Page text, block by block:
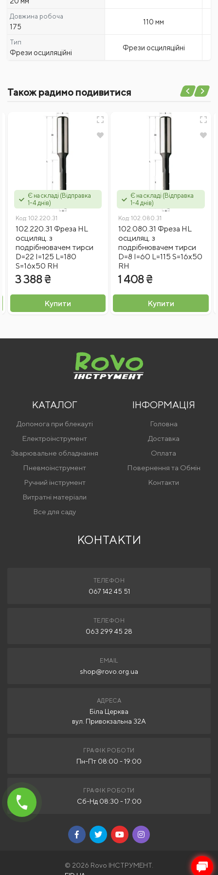
Довжина робоча
175
110 мм
Тип
Фрези осциляційні
Фрези осциляційні
Також радимо подивитися
Є на складі (Відправка
1-4 днів)
Код: 102.220.31
102.220.31 Фреза HL
осциляц. з
подрібнювачем тирси
D=22 I=125 L=180
S=16x50 RH
3 388 ₴
Купити
Є на складі (Відправка
1-4 днів)
Код: 102.080.31
102.080.31 Фреза HL
осциляц. з
подрібнювачем тирси
D=8 I=60 L=115 S=16x50
RH
1 408 ₴
Купити
КАТАЛОГ
Допомога при блекауті
Електроінструмент
Зварювальне обладнання
Пневмоінструмент
Ручний інструмент
Витратні матеріали
Все для саду
ІНФОРМАЦІЯ
Головна
Доставка
Оплата
Повернення та Обмін
Контакти
КОНТАКТИ
ТЕЛЕФОН
067 142 45 51
ТЕЛЕФОН
063 299 45 28
EMAIL
shop@rovo.org.ua
АДРЕСА
Біла Церква
вул. Привокзальна 32А
ГРАФІК РОБОТИ
Пн-Пт 08:00 - 19:00
ГРАФІК РОБОТИ
Сб-Нд 08:30 - 17:00
© 2026 Rovo ІНСТРУМЕНТ.